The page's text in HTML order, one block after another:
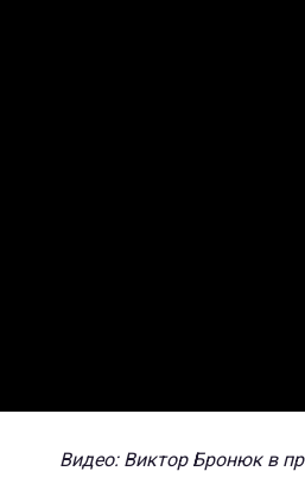
Видео: Виктор Бронюк в